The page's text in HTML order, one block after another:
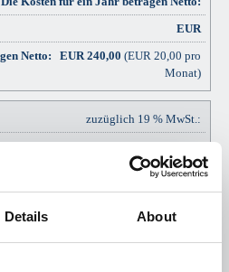
Details About
EUR
EUR240,00 (EUR 20,00 pro
Monat)
zuzüglich 19 % MwSt.:
EUR
EUR45,60
Gesamtpreis Brutto:
EUR